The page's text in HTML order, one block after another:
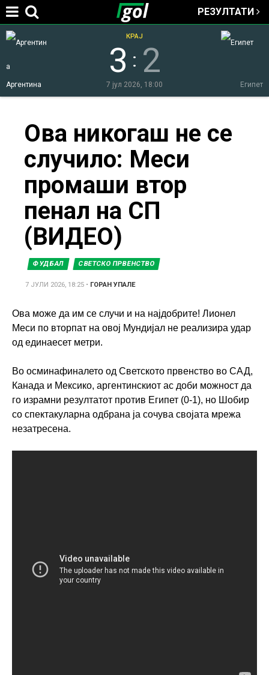
Jump to navigation
РЕЗУЛТАТИ
Аргентина Египет
3 : 2
КРАЈ
7 јул 2026, 18:00
here
Ова никогаш не се
случило: Меси
промаши втор
пенал на СП
(ВИДЕО)
ФУДБАЛ СВЕТСКО ПРВЕНСТВО
7 ЈУЛИ 2026, 18:25 • ГОРАН УПАЛЕ
Ова може да им се случи и на најдобрите! Лионел
Меси по вторпат на овој Мундијал не реализира удар
од единаесет метри.
Во осминафиналето од Светското првенство во САД,
Канада и Мексико, аргентинскиот ас доби можност да
го израмни резултатот против Египет (0-1), но Шобир
со спектакуларна одбрана ја сочува својата мрежа
незатресена.